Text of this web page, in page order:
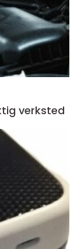
verksted